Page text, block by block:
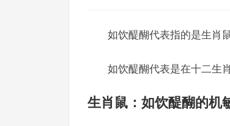
如饮醍醐代表指的是生肖
如饮醍醐代表是在十二生
生肖鼠：如饮醍醐的机